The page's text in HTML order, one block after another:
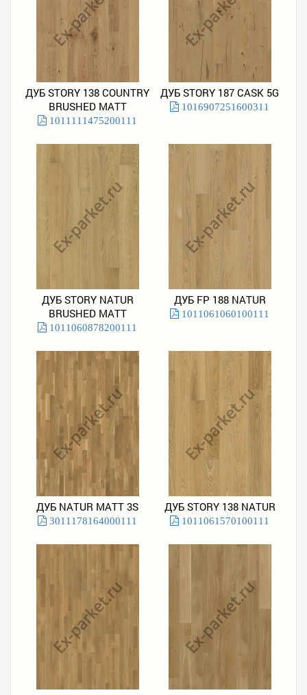
ДУБ STORY 138 COUNTRY
BRUSHED MATT
1011111475200111
ДУБ STORY 187 CASK 5G
1016907251600311
ДУБ STORY NATUR
BRUSHED MATT
1011060878200111
ДУБ FP 188 NATUR
1011061060100111
ДУБ NATUR MATT 3S
3011178164000111
ДУБ STORY 138 NATUR
1011061570100111